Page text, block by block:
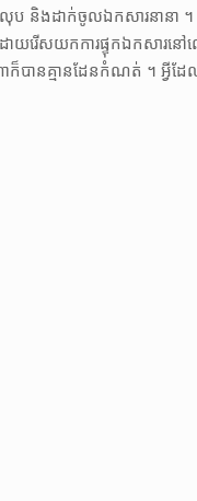
ប និងដាក់ចូលឯកសារនានា ។
ដោយរើសយកការផ្ទុកឯកសារ
នគ្មានដែនកំណត់ ។​ អ្វីដែលអ្